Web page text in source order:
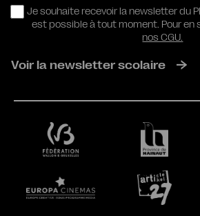
RGPD
Je souhaite recevoir la newsletter du
est possible à tout moment. Pour en
nos CGU.
Voir la newsletter scolaire